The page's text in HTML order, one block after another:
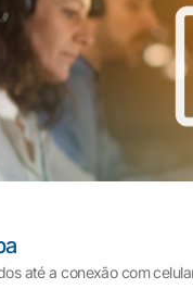
até a conexão com